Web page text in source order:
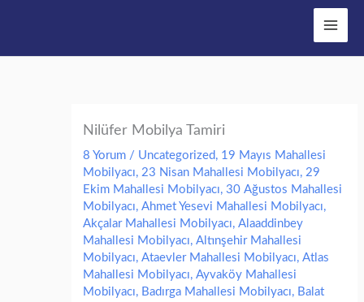
Main
Nilüfer Mobilya Tamiri
8 Yorum / Uncategorized, 19 Mayıs Mahallesi
Mobilyacı,23 Nisan Mahallesi Mobilyacı,29
Ekim Mahallesi Mobilyacı,30 Ağustos Mahallesi
Mobilyacı,Ahmet Yesevi Mahallesi Mobilyacı,
Akçalar Mahallesi Mobilyacı,Alaaddinbey
Mahallesi Mobilyacı,Altınşehir Mahallesi
Mobilyacı,Ataevler Mahallesi Mobilyacı,Atlas
Mahallesi Mobilyacı,Ayvaköy Mahallesi
Mobilyacı, Badırga Mahallesi Mobilyacı, Balat